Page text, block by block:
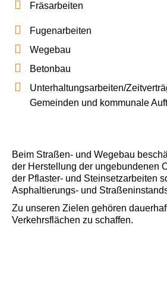
Fräsarbeiten
Fugenarbeiten
Wegebau
Betonbau
Unterhaltungsarbeiten/
Gemeinden und kommunale
Beim Straßen- und Wegebau
der Herstellung der ungebundenen
der Pflaster- und Steinsetzarbeiten
Asphaltierungs- und
Zu unseren Zielen gehören
Verkehrsflächen zu schaffen.